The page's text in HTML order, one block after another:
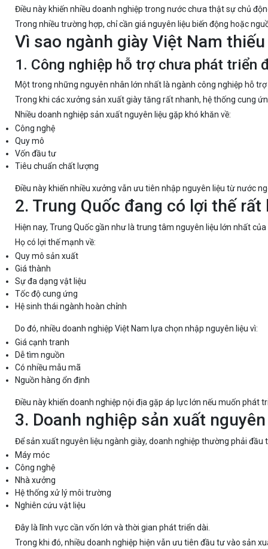
Điều này khiến nhiều doanh nghiệp trong nước chưa thật sự chủ
Trong nhiều trường hợp, chỉ cần giá nguyên liệu biến động hoặc
Vì sao ngành giày Việt Nam
1. Công nghiệp hỗ trợ chưa phát triển
Một trong những nguyên nhân lớn nhất là ngành công nghiệp hỗ
Trong khi các xưởng sản xuất giày tăng rất nhanh, hệ thống cung
Nhiều doanh nghiệp sản xuất nguyên liệu gặp khó khăn về:
Công nghệ
Quy mô
Vốn đầu tư
Tiêu chuẩn chất lượng
Điều này khiến nhiều xưởng vẫn ưu tiên nhập nguyên liệu từ nước
2. Trung Quốc đang có lợi thế
Hiện nay, Trung Quốc gần như là trung tâm nguyên liệu lớn nhất
Họ có lợi thế mạnh về:
Quy mô sản xuất
Giá thành
Sự đa dạng vật liệu
Tốc độ cung ứng
Hệ sinh thái ngành hoàn chỉnh
Do đó, nhiều doanh nghiệp Việt Nam lựa chọn nhập nguyên liệu vì:
Giá cạnh tranh
Dễ tìm nguồn
Có nhiều mẫu mã
Nguồn hàng ổn định
Điều này khiến doanh nghiệp nội địa gặp áp lực lớn nếu muốn phát
3. Doanh nghiệp sản xuất
Để sản xuất nguyên liệu ngành giày, doanh nghiệp thường phải đầu
Máy móc
Công nghệ
Nhà xưởng
Hệ thống xử lý môi trường
Nghiên cứu vật liệu
Đây là lĩnh vực cần vốn lớn và thời gian phát triển dài.
Trong khi đó, nhiều doanh nghiệp hiện vẫn ưu tiên đầu tư vào sản